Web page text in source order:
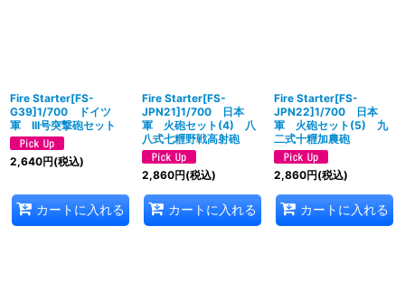
Fire Starter[FS-
G39]1/700 ドイツ
軍 III号突撃砲セット
2,640円(税込)
カートに入れる
Fire Starter[FS-
JPN21]1/700 日本
軍 火砲セット(4) 八
八式七糎野戦高射砲
2,860円(税込)
カートに入れる
Fire Starter[FS-
JPN22]1/700 日本
軍 火砲セット(5) 九
二式十糎加農砲
2,860円(税込)
カートに入れる